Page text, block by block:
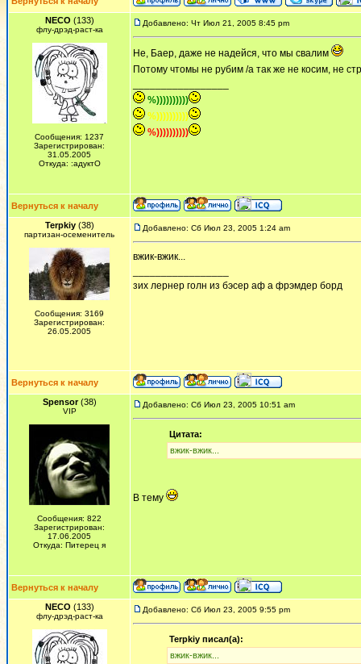
NECO (133)
флу-дрэд-раст-ка
Сообщения: 1237
Зарегистрирован:
31.05.2005
Откуда: :адуктО
Добавлено: Чт Июл 21, 2005 8:45 pm
Не, Баер, даже не надейся, что мы свалим
Потому чтомы не рубим /а так же не косим, не
%))))))))))
%))))))))))
%))))))))))
Вернуться к началу
Terpkiy(38)
партизан-осеменитель
Сообщения: 3169
Зарегистрирован:
26.05.2005
Добавлено: Сб Июл 23, 2005 1:24 am
вжик-вжик...
зих лернер голн из бэсер аф а фрэмдер борд
Вернуться к началу
Spensor(38)
VIP
Сообщения: 822
Зарегистрирован:
17.06.2005
Откуда: Питерец я
Добавлено: Сб Июл 23, 2005 10:51 am
Цитата:
вжик-вжик...
В тему
Вернуться к началу
NECO (133)
флу-дрэд-раст-ка
Добавлено: Сб Июл 23, 2005 9:55 pm
Terpkiy писал(а):
вжик-вжик...